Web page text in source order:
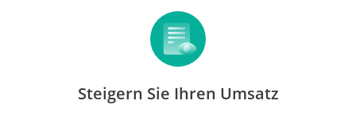
Steigern Sie Ihren Umsatz